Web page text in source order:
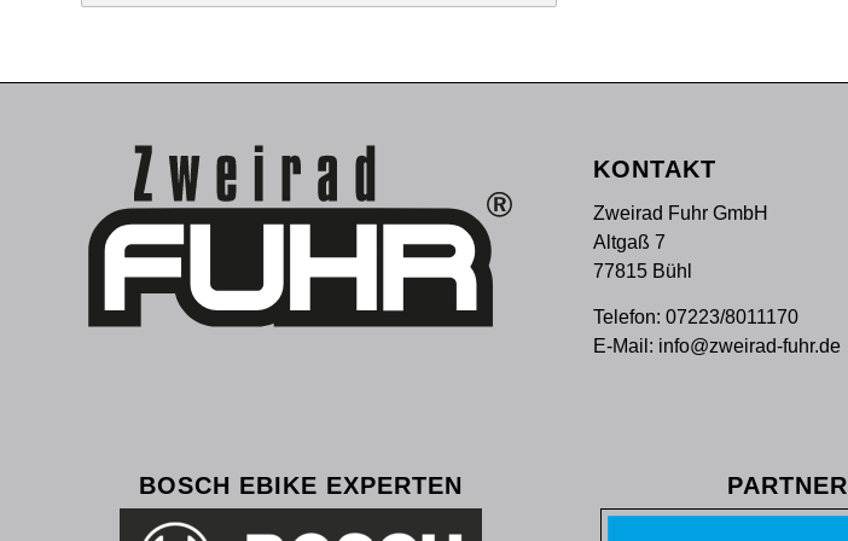
KONTAKT
Zweirad Fuhr GmbH
Altgaß 7
77815 Bühl
Telefon: 07223/8011170
E-Mail: info@zweirad-fuhr.de
BOSCH EBIKE EXPERTEN PARTNER